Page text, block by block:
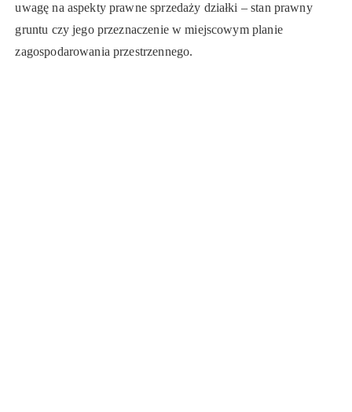
uwagę na aspekty prawne sprzedaży działki – stan prawny
gruntu czy jego przeznaczenie w miejscowym planie
zagospodarowania przestrzennego.